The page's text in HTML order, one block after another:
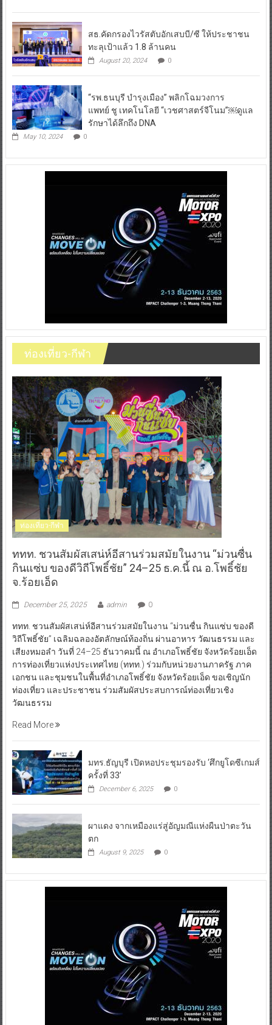
สธ.คัดกรองไวรัสตับอักเสบบี/ซี ให้ประชาชน
ทะลุเป้าแล้ว 1.8 ล้านคน
August 20, 2024 0
“รพ.ธนบุรี บำรุงเมือง” พลิกโฉมวงการ
แพทย์ ชู เทคโนโลยี “เวชศาสตร์จีโนม”￼ดูแล
รักษาได้ลึกถึง DNA
May 10, 2024 0
ท่องเที่ยว-กีฬา
ท่องเที่ยว-กีฬา
ททท. ชวนสัมผัสเสน่ห์อีสานร่วมสมัยในงาน “ม่วนซื่น
กินแซ่บ ของดีวิถีโพธิ์ชัย” 24–25 ธ.ค.นี้ ณ อ.โพธิ์ชัย
จ.ร้อยเอ็ด
December 25, 2025 admin 0
ททท. ชวนสัมผัสเสน่ห์อีสานร่วมสมัยในงาน “ม่วนซื่น กินแซ่บ ของดี
วิถีโพธิ์ชัย” เฉลิมฉลองอัตลักษณ์ท้องถิ่น ผ่านอาหาร วัฒนธรรม และ
เสียงหมอลำ วันที่ 24–25 ธันวาคมนี้ ณ อำเภอโพธิ์ชัย จังหวัดร้อยเอ็ด
การท่องเที่ยวแห่งประเทศไทย (ททท.) ร่วมกับหน่วยงานภาครัฐ ภาค
เอกชน และชุมชนในพื้นที่อำเภอโพธิ์ชัย จังหวัดร้อยเอ็ด ขอเชิญนัก
ท่องเที่ยว และประชาชน ร่วมสัมผัสประสบการณ์ท่องเที่ยวเชิง
วัฒนธรรม
Read More
มทร.ธัญบุรี เปิดหอประชุมรองรับ ‘ศึกยูโดซีเกมส์
ครั้งที่ 33’
December 6, 2025 0
ผาแดง จากเหมืองแร่สู่อัญมณีแห่งผืนป่าตะวัน
ตก
August 9, 2025 0